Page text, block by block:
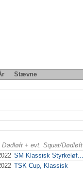
Stævne
Dødløft + evt. Squat/
SM Klassisk Styrkeløf...
TSK Cup, Klassisk